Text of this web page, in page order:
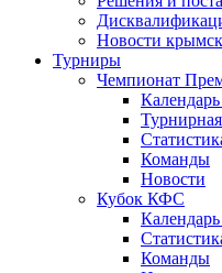
Новости
Турниры
Чемпионат
Команды
Новости
Кубок КФС
Команды